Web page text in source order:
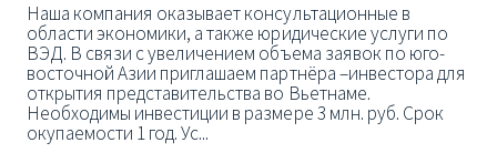
Наша компания оказывает консультационные в
области экономики, а также юридические услуги по
ВЭД. В связи с увеличением объема заявок по юго-
восточной Азии приглашаем партнёра –инвестора для
открытия представительства во Вьетнаме.
Необходимы инвестиции в размере 3 млн. руб. Срок
окупаемости 1 год. Ус...